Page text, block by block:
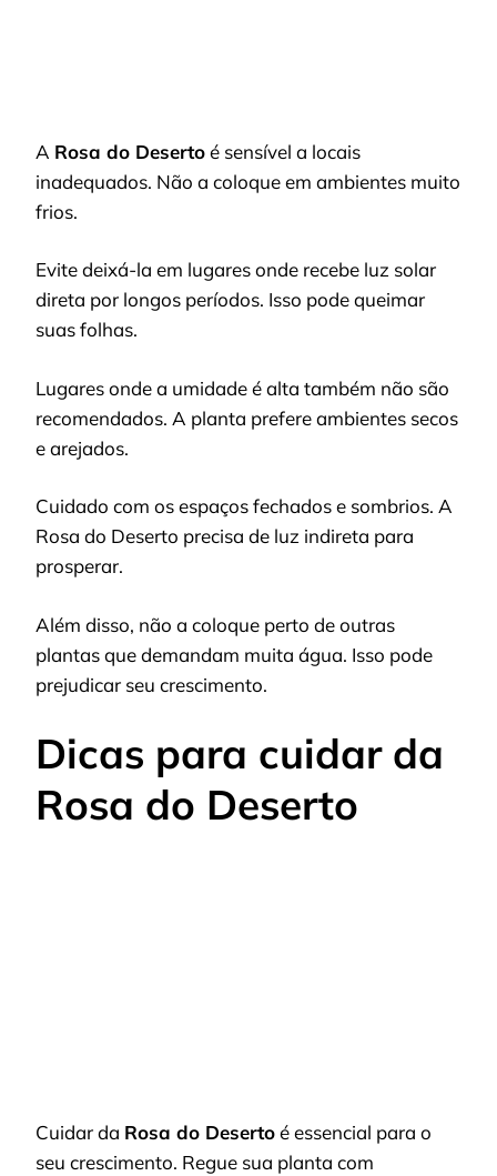
A Rosa do Desertoé sensível a locais
inadequados. Não a coloque em ambientes muito
frios.
Evite deixá-la em lugares onde recebe luz solar
direta por longos períodos. Isso pode queimar
suas folhas.
Lugares onde a umidade é alta também não são
recomendados. A planta prefere ambientes secos
e arejados.
Cuidado com os espaços fechados e sombrios. A
Rosa do Deserto precisa de luz indireta para
prosperar.
Além disso, não a coloque perto de outras
plantas que demandam muita água. Isso pode
prejudicar seu crescimento.
Dicas para cuidar da
Rosa do Deserto
Cuidar da Rosa do Desertoé essencial para o
seu crescimento. Regue sua planta com